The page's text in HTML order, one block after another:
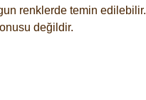
renklerde temin edilebilir.
değildir.